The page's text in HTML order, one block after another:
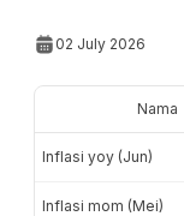
02 July 2026
Nama
Inflasi yoy (Jun)
Inflasi mom (Mei)